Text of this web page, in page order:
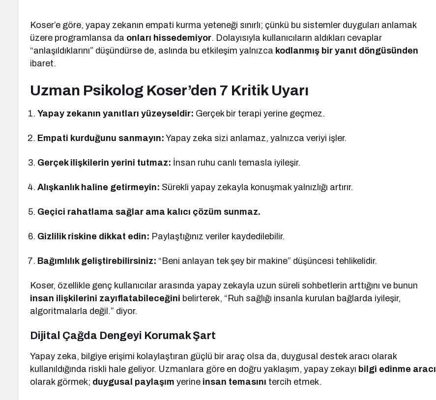
Koser’e göre, yapay zekanın empati kurma yeteneği sınırlı; çünkü bu sistemler duyguları anlamak
üzere programlansa da onları hissedemiyor. Dolayısıyla kullanıcıların aldıkları cevaplar
“anlaşıldıklarını” düşündürse de, aslında bu etkileşim yalnızca kodlanmış bir yanıt döngüsünden
ibaret.
Uzman Psikolog Koser’den 7 Kritik Uyarı
Yapay zekanın yanıtları yüzeyseldir: Gerçek bir terapi yerine geçmez.
Empati kurduğunu sanmayın: Yapay zeka sizi anlamaz, yalnızca veriyi işler.
Gerçek ilişkilerin yerini tutmaz: İnsan ruhu canlı temasla iyileşir.
Alışkanlık haline getirmeyin: Sürekli yapay zekayla konuşmak yalnızlığı artırır.
Geçici rahatlama sağlar ama kalıcı çözüm sunmaz.
Gizlilik riskine dikkat edin: Paylaştığınız veriler kaydedilebilir.
Bağımlılık geliştirebilirsiniz: “Beni anlayan tek şey bir makine” düşüncesi tehlikelidir.
Koser, özellikle genç kullanıcılar arasında yapay zekayla uzun süreli sohbetlerin arttığını ve bunun
insan ilişkilerini zayıflatabileceğini belirterek, “Ruh sağlığı insanla kurulan bağlarda iyileşir,
algoritmalarla değil.” diyor.
Dijital Çağda Dengeyi Korumak Şart
Yapay zeka, bilgiye erişimi kolaylaştıran güçlü bir araç olsa da, duygusal destek aracı olarak
kullanıldığında riskli hale geliyor. Uzmanlara göre en doğru yaklaşım, yapay zekayı bilgi edinme aracı
olarak görmek; duygusal paylaşım yerine insan temasını tercih etmek.